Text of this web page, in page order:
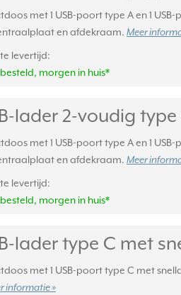
met 1 USB-poort type A en 1
en afdekraam. Meer
levertijd:
besteld, morgen in huis*
lader 2-voudig
met 1 USB-poort type A en 1
en afdekraam. Meer
levertijd:
besteld, morgen in huis*
lader type C met
met 1 USB-poort type C met
informatie »